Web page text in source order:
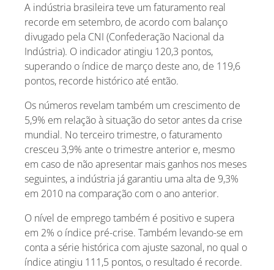
A indústria brasileira teve um faturamento real
recorde em setembro, de acordo com balanço
divugado pela CNI (Confederação Nacional da
Indústria). O indicador atingiu 120,3 pontos,
superando o índice de março deste ano, de 119,6
pontos, recorde histórico até então.
Os números revelam também um crescimento de
5,9% em relação à situação do setor antes da crise
mundial. No terceiro trimestre, o faturamento
cresceu 3,9% ante o trimestre anterior e, mesmo
em caso de não apresentar mais ganhos nos meses
seguintes, a indústria já garantiu uma alta de 9,3%
em 2010 na comparação com o ano anterior.
O nível de emprego também é positivo e supera
em 2% o índice pré-crise. Também levando-se em
conta a série histórica com ajuste sazonal, no qual o
índice atingiu 111,5 pontos, o resultado é recorde.